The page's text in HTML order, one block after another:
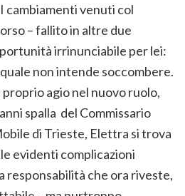
cambiamenti venuti col
– fallito in altre due
irrinunciabile per lei:
non intende soccombere.
agio nel nuovo ruolo,
spalla del Commissario
di Trieste, Elettra si trova
evidenti complicazioni
responsabilità che ora riveste,